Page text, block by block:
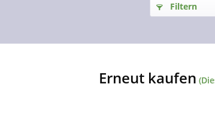
Filtern
Erneut kaufen